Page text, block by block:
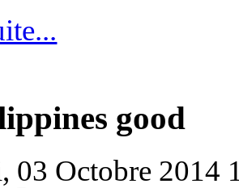
good
03 Octobre 2014